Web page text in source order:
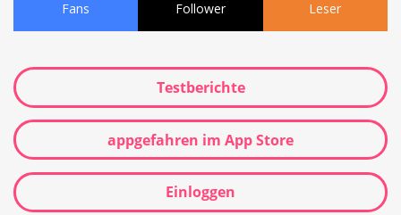
Fans Follower Leser
Testberichte
appgefahren im App Store
Einloggen